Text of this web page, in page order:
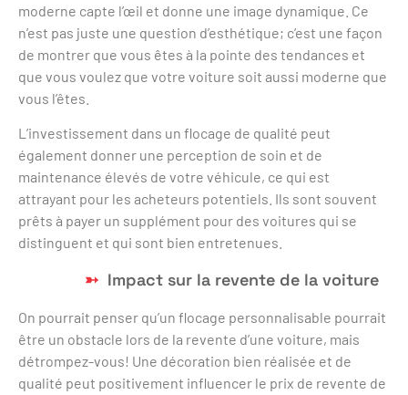
moderne capte l’œil et donne une image dynamique. Ce
n’est pas juste une question d’esthétique; c’est une façon
de montrer que vous êtes à la pointe des tendances et
que vous voulez que votre voiture soit aussi moderne que
vous l’êtes.
L’investissement dans un flocage de qualité peut
également donner une perception de soin et de
maintenance élevés de votre véhicule, ce qui est
attrayant pour les acheteurs potentiels. Ils sont souvent
prêts à payer un supplément pour des voitures qui se
distinguent et qui sont bien entretenues.
Impact sur la revente de la voiture
On pourrait penser qu’un flocage personnalisable pourrait
être un obstacle lors de la revente d’une voiture, mais
détrompez-vous! Une décoration bien réalisée et de
qualité peut positivement influencer le prix de revente de